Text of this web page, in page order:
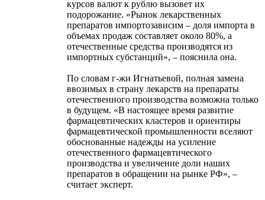
курсов валют к рублю вызовет их
подорожание. «Рынок лекарственных
препаратов импортозависим – доля импорта в
объемах продаж составляет около 80%, а
отечественные средства производятся из
импортных субстанций», – пояснила она.
По словам г-жи Игнатьевой, полная замена
ввозимых в страну лекарств на препараты
отечественного производства возможна только
в будущем. «В настоящее время развитие
фармацевтических кластеров и ориентиры
фармацевтической промышленности вселяют
обоснованные надежды на усиление
отечественного фармацевтического
производства и увеличение доли наших
препаратов в обращении на рынке РФ», –
считает эксперт.